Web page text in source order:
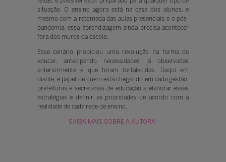
situação. O ensino agora está na casa dos alunos, e
mesmo com a retomada das aulas presenciais e o pós-
pandemia, essa aprendizagem ainda precisa acontecer
fora dos muros da escola.
Esse cenário propiciou uma revolução na forma de
educar, antecipando necessidades já observadas
anteriormente e que foram fortalecidas. Daqui em
diante, é papel de quem está chegando em cada gestão,
prefeituras e secretarias de educação a elaborar essas
estratégias e definir as prioridades de acordo com a
realidade de cada rede de ensino.
SAIBA MAIS SOBRE A AUTORA: